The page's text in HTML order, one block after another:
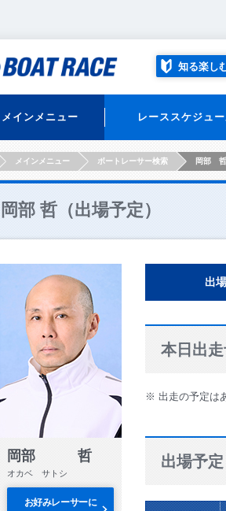
知る楽し
メインメニュー レーススケジュ
HOMEメインメニュー ボートレーサー検索 岡部 哲
岡部 哲（出場予定）
岡部 哲
オカベ サトシ
お好みレーサーに
出
本日出
※ 出走の予定は
出場予定